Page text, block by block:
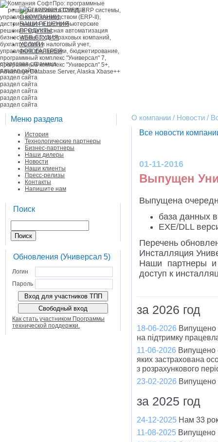
О КОМПАНИИ
НАШИ РЕШЕНИЯ
ПРОДУКТЫ
WEB-СТУДИЯ
УСЛУГИ
ФОТОГАЛЕРЕЯ
стартовая страница
раздел сайта
раздел сайта
раздел сайта
раздел сайта
раздел сайта
раздел сайта
Меню раздела
История
Технологические партнеры
Бизнес-партнеры
Наши дилеры
Новости
Наши клиенты
Пресс-релизы
Контакты
Напишите нам
Поиск
Обновления (Универсал 5)
Логин
Пароль
Как стать участником Программы
технической поддержки.
О компании / Новости /
Все новости
01-11-2016
Выпущен
Выпущена
база данных
EXE/DLL
Перечень
Инсталляция
Наши партнеры и
доступ к
за 2026 год
18-06-2026 Випущено
на підтримку
11-06-2026 Випущено
яких застрахована
з розрахункового
23-02-2026 Випущено
за 2025 год
24-12-2025 Нам 33
11-08-2025 Випущено